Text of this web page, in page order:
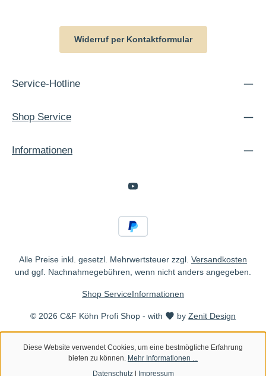
Widerruf per Kontaktformular
Service-Hotline
Shop Service
Informationen
Alle Preise inkl. gesetzl. Mehrwertsteuer zzgl. Versandkosten
und ggf. Nachnahmegebühren, wenn nicht anders angegeben.
© 2026 C&F Köhn Profi Shop - with byZenit Design
Shop ServiceInformationen
Diese Website verwendet Cookies, um eine bestmögliche Erfahrung
bieten zu können. Mehr Informationen ...
Datenschutz| Impressum